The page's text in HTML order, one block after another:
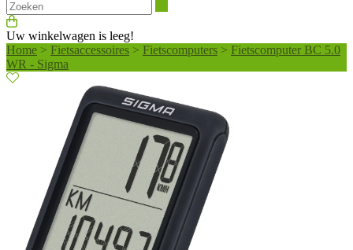
Uw winkelwagen is leeg!
Home > Fietsaccessoires > Fietscomputers > Fietscomputer BC 5.0
WR - Sigma